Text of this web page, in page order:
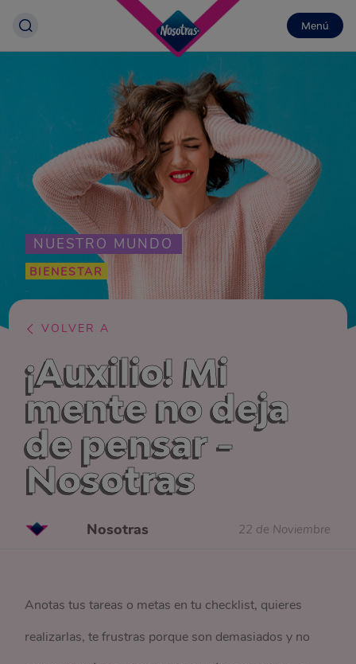
Menú
NUESTRO MUNDO
BIENESTAR
VOLVER A
¡Auxilio! Mi
mente no deja
de pensar -
Nosotras
Nosotras 22 de Noviembre
Anotas tus tareas o metas en tu checklist, quieres
realizarlas, te frustras porque son demasiados y no